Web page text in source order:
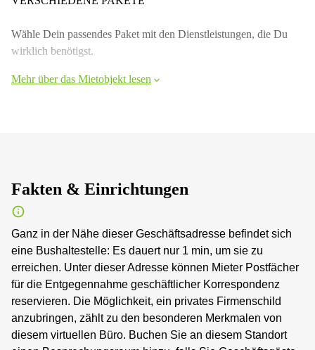
Wähle Dein passendes Paket mit den Dienstleistungen, die Du
wirklich benötigst.
Mehr über das Mietobjekt lesen
Fakten & Einrichtungen
Ganz in der Nähe dieser Geschäftsadresse befindet sich
eine Bushaltestelle: Es dauert nur 1 min, um sie zu
erreichen. Unter dieser Adresse können Mieter Postfächer
für die Entgegennahme geschäftlicher Korrespondenz
reservieren. Die Möglichkeit, ein privates Firmenschild
anzubringen, zählt zu den besonderen Merkmalen von
diesem virtuellen Büro. Buchen Sie an diesem Standort